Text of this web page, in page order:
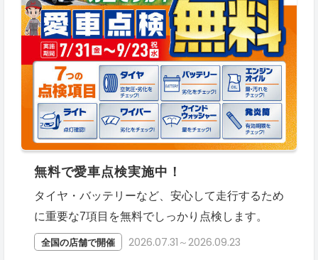
無料で愛車点検実施中！
タイヤ・バッテリーなど、安心して走行するため
に重要な7項目を無料でしっかり点検します。
全国の店舗で開催 2026.07.31～2026.09.23